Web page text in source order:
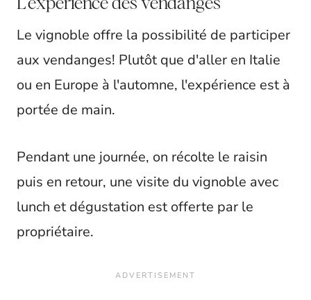
Le vignoble offre la possibilité de participer
aux vendanges! Plutôt que d'aller en Italie
ou en Europe à l'automne, l'expérience est à
portée de main.
Pendant une journée, on récolte le raisin
puis en retour, une visite du vignoble avec
lunch et dégustation est offerte par le
propriétaire.